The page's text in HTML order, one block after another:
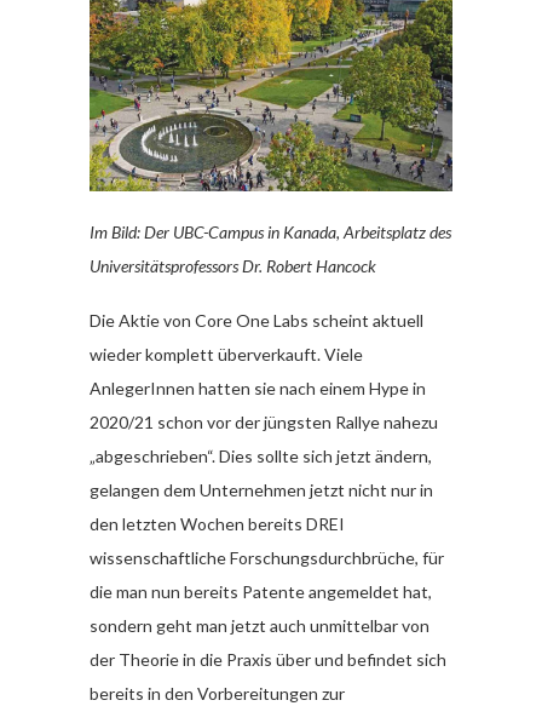
Im Bild: Der UBC-Campus in Kanada, Arbeitsplatz des
Universitätsprofessors Dr. Robert Hancock
Die Aktie von Core One Labs scheint aktuell
wieder komplett überverkauft. Viele
AnlegerInnen hatten sie nach einem Hype in
2020/21 schon vor der jüngsten Rallye nahezu
„abgeschrieben“. Dies sollte sich jetzt ändern,
gelangen dem Unternehmen jetzt nicht nur in
den letzten Wochen bereits DREI
wissenschaftliche Forschungsdurchbrüche, für
die man nun bereits Patente angemeldet hat,
sondern geht man jetzt auch unmittelbar von
der Theorie in die Praxis über und befindet sich
bereits in den Vorbereitungen zur